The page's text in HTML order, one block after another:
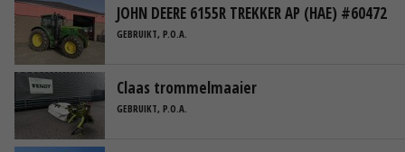
JOHN DEERE 6155R TREKKER AP (HAE) #60472
GEBRUIKT, P.O.A.
Claas trommelmaaier
GEBRUIKT, P.O.A.